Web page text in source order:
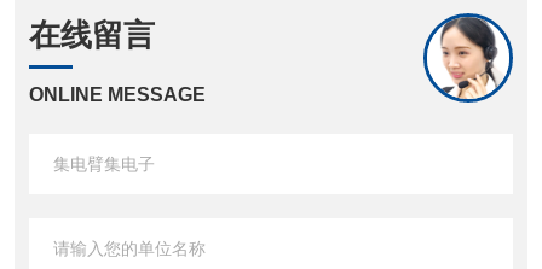
在线留言
ONLINE MESSAGE